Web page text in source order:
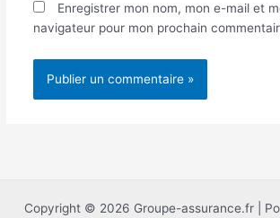
Enregistrer mon nom, mon e-mail et
navigateur pour mon prochain
Copyright © 2026 Groupe-assurance.fr |